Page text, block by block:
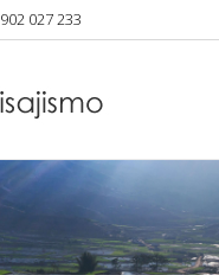
902 027 233